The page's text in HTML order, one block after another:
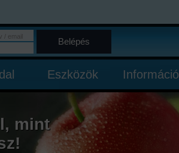
Belépés
Eszközök Információ
mint